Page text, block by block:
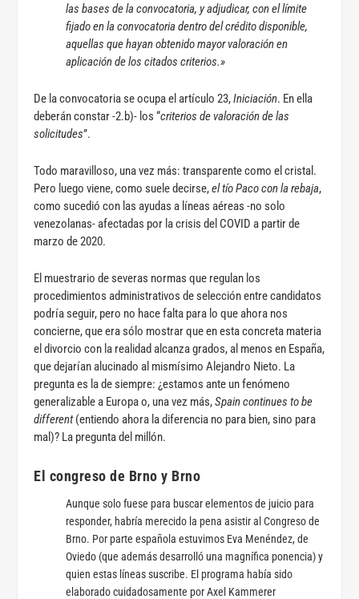
las bases de la convocatoria, y adjudicar, con el límite
fijado en la convocatoria dentro del crédito disponible,
aquellas que hayan obtenido mayor valoración en
aplicación de los citados criterios.»
De la convocatoria se ocupa el artículo 23,Iniciación. En ella
deberán constar -2.b)- los “criterios de valoración de las
solicitudes”.
Todo maravilloso, una vez más: transparente como el cristal.
Pero luego viene, como suele decirse,el tío Paco con la rebaja,
como sucedió con las ayudas a líneas aéreas -no solo
venezolanas- afectadas por la crisis del COVID a partir de
marzo de 2020.
El muestrario de severas normas que regulan los
procedimientos administrativos de selección entre candidatos
podría seguir, pero no hace falta para lo que ahora nos
concierne, que era sólo mostrar que en esta concreta materia
el divorcio con la realidad alcanza grados, al menos en España,
que dejarían alucinado al mismísimo Alejandro Nieto. La
pregunta es la de siempre: ¿estamos ante un fenómeno
generalizable a Europa o, una vez más,Spain continues to be
different(entiendo ahora la diferencia no para bien, sino para
mal)? La pregunta del millón.
El congreso de Brno y Brno
Aunque solo fuese para buscar elementos de juicio para
responder, habría merecido la pena asistir al Congreso de
Brno. Por parte española estuvimos Eva Menéndez, de
Oviedo (que además desarrolló una magnífica ponencia) y
quien estas líneas suscribe. El programa había sido
elaborado cuidadosamente por Axel Kammerer